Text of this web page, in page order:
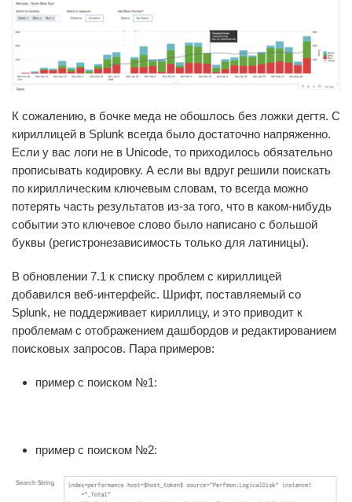
К сожалению, в бочке меда не обошлось без ложки дегтя. С
кириллицей в Splunk всегда было достаточно напряженно.
Если у вас логи не в Unicode, то приходилось обязательно
прописывать кодировку. А если вы вдруг решили поискать
по кириллическим ключевым словам, то всегда можно
потерять часть результатов из-за того, что в каком-нибудь
событии это ключевое слово было написано с большой
буквы (регистронезависимость только для латиницы).
В обновлении 7.1 к списку проблем с кириллицей
добавился веб-интерфейс. Шрифт, поставляемый со
Splunk, не поддерживает кириллицу, и это приводит к
проблемам с отображением дашбордов и редактированием
поисковых запросов. Пара примеров:
пример с поиском №1:
пример с поиском №2: